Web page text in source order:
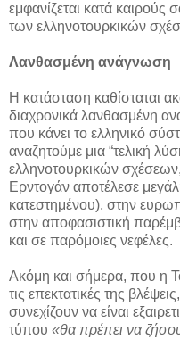
εμφανίζεται κατά καιρούς
των ελληνοτουρκικών
Λανθασμένη ανάγνωση
Η κατάσταση καθίσταται
διαχρονικά λανθασμένη
που κάνει το ελληνικό
αναζητούμε μια “τελική
ελληνοτουρκικών
Ερντογάν αποτέλεσε
κατεστημένου), στην
στην αποφασιστική
και σε παρόμοιες νεφέλες.
Ακόμη και σήμερα, που η
τις επεκτατικές της
συνεχίζουν να είναι
τύπου «θα πρέπει να